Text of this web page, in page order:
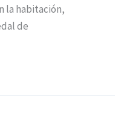
la habitación,
de